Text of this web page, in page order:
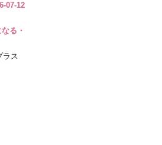
07-12
る・
ラス